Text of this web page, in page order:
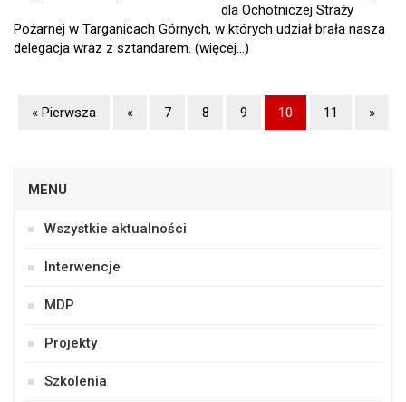
dla Ochotniczej Straży
Pożarnej w Targanicach Górnych, w których udział brała nasza
delegacja wraz z sztandarem. (więcej…)
« Pierwsza « 7 8 9 10 11 »
MENU
Wszystkie aktualności
Interwencje
MDP
Projekty
Szkolenia